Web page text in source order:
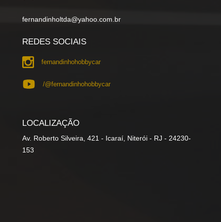
fernandinholtda@yahoo.com.br
REDES SOCIAIS
fernandinhohobbycar
/@fernandinhohobbycar
LOCALIZAÇÃO
Av. Roberto Silveira, 421 - Icaraí, Niterói - RJ - 24230-
153